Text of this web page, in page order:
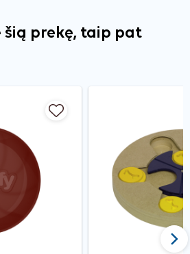
šią prekę, taip pat